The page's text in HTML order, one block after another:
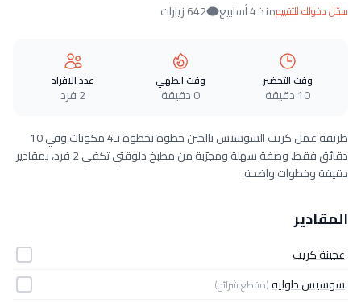
سجّل دخولك للتقييممنذ 4 أسابيع 642 زيارات
وقت التحضير
10 دقيقة
وقت الطهي
0 دقيقة
عدد الافراد
2 فرد
طريقة عمل كريب السوسيس بالجبن خطوة بخطوة بـ4 مكونات وفي 10
دقائق فقط. وصفة سهلة ومجرّبة من مطبخ دلوقتي تكفي 2 فرد، بمقادير
دقيقة وخطوات واضحة.
المقادير
عجينة كريب
سوسيس طوليه(مقطع شرائح)